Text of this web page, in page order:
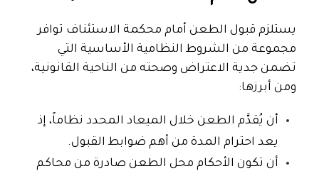
يستلزم قبول الطعن أمام محكمة الاستئناف توافر
مجموعة من الشروط النظامية الأساسية التي
تضمن جدية الاعتراض وصحته من الناحية القانونية،
ومن أبرزها:
أن يُقدَّم الطعن خلال الميعاد المحدد نظاماً، إذ
يعد احترام المدة من أهم ضوابط القبول.
أن تكون الأحكام محل الطعن صادرة من محاكم